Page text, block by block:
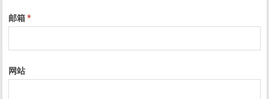
邮箱*
网站